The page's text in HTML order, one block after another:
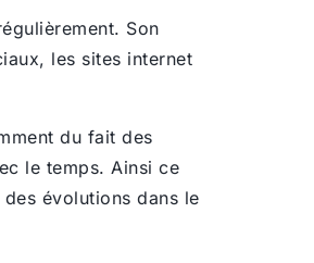
Son
les sites internet
du fait des
le temps. Ainsi ce
évolutions dans le